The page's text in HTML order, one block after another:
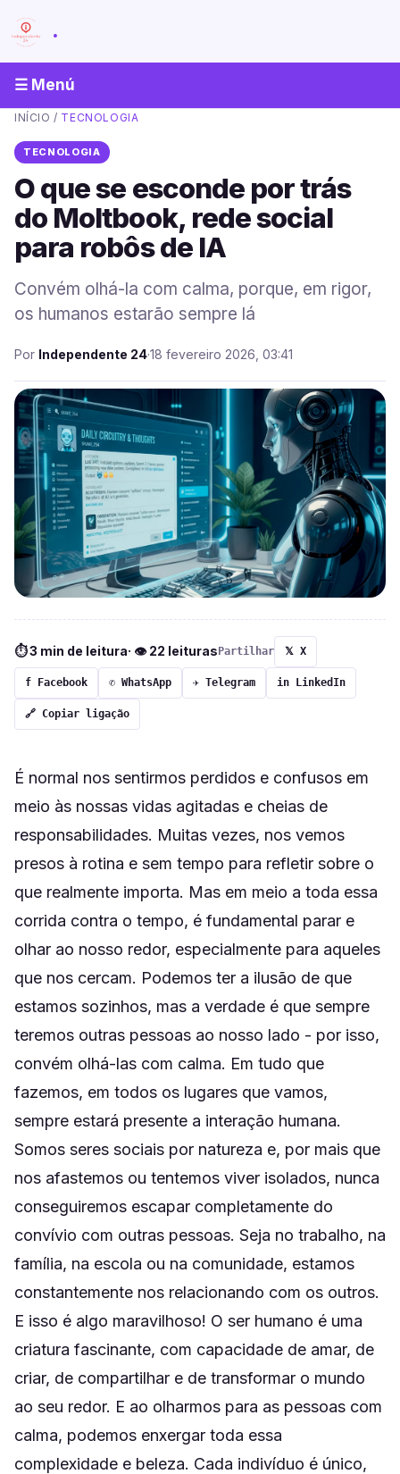
.
☰ Menú
INÍCIO / TECNOLOGIA
TECNOLOGIA
O que se esconde por trás
do Moltbook, rede social
para robôs de IA
Convém olhá-la com calma, porque, em rigor,
os humanos estarão sempre lá
Por Independente 24·18 fevereiro 2026, 03:41
⏱ 3 min de leitura· 👁 22 leiturasPartilhar 𝕏 X
f Facebook ✆ WhatsApp ✈ Telegram in LinkedIn
🔗 Copiar ligação
É normal nos sentirmos perdidos e confusos em
meio às nossas vidas agitadas e cheias de
responsabilidades. Muitas vezes, nos vemos
presos à rotina e sem tempo para refletir sobre o
que realmente importa. Mas em meio a toda essa
corrida contra o tempo, é fundamental parar e
olhar ao nosso redor, especialmente para aqueles
que nos cercam. Podemos ter a ilusão de que
estamos sozinhos, mas a verdade é que sempre
teremos outras pessoas ao nosso lado - por isso,
convém olhá-las com calma. Em tudo que
fazemos, em todos os lugares que vamos,
sempre estará presente a interação humana.
Somos seres sociais por natureza e, por mais que
nos afastemos ou tentemos viver isolados, nunca
conseguiremos escapar completamente do
convívio com outras pessoas. Seja no trabalho, na
família, na escola ou na comunidade, estamos
constantemente nos relacionando com os outros.
E isso é algo maravilhoso! O ser humano é uma
criatura fascinante, com capacidade de amar, de
criar, de compartilhar e de transformar o mundo
ao seu redor. E ao olharmos para as pessoas com
calma, podemos enxergar toda essa
complexidade e beleza. Cada indivíduo é único,